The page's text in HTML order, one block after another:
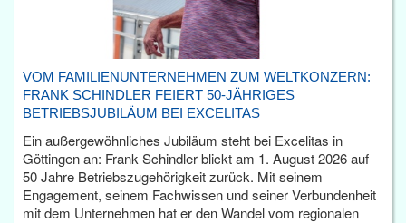
VOM FAMILIENUNTERNEHMEN ZUM WELTKONZERN:
FRANK SCHINDLER FEIERT 50-JÄHRIGES
BETRIEBSJUBILÄUM BEI EXCELITAS
Ein außergewöhnliches Jubiläum steht bei Excelitas in
Göttingen an: Frank Schindler blickt am 1. August 2026 auf
50 Jahre Betriebszugehörigkeit zurück. Mit seinem
Engagement, seinem Fachwissen und seiner Verbundenheit
mit dem Unternehmen hat er den Wandel vom regionalen